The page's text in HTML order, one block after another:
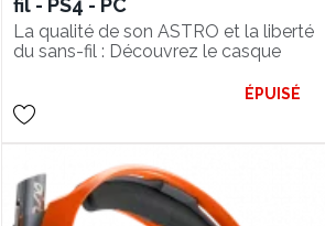
fil - PS4 - PC
La qualité de son ASTRO et la liberté
du sans-fil : Découvrez le casque
ÉPUISÉ